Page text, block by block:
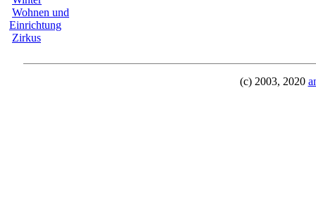
Wohnen und
Einrichtung
Zirkus
(c) 2003, 2020